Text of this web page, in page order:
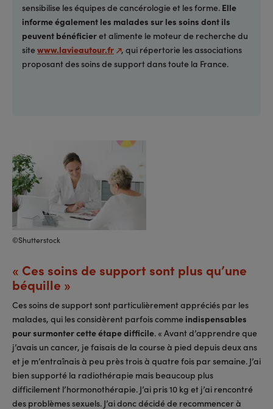
sensibilise les équipes de cancérologie et les forme. Elle
informe également les malades sur les soins dont ils
peuvent bénéficieret alimente le moteur de recherche du
sitewww.lavieautour.fr , qui répertorie les associations
proposant des soins de support dans toute la France.
©Shutterstock
« Ces soins de support sont plus qu’une
béquille »
Ces soins de support sont particulièrement appréciés par les
malades, qui les considèrent parfois comme indispensables
pour surmonter cette étape difficile. « Avant d’apprendre que
j’avais un cancer, je faisais de la course à pied depuis deux ans
et je m’entraînais à peu près trois à quatre fois par semaine. J’ai
bien supporté la radiothérapie mais beaucoup plus
difficilement l’hormonothérapie. J’ai pris 10 kg et j’ai rencontré
des problèmes sexuels. J’ai donc décidé de recommencer à